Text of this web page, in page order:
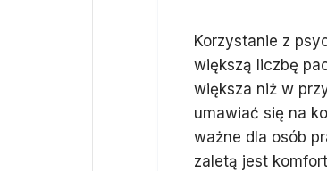
Korzystanie z
większą liczbę
większa niż w
umawiać się na
ważne dla osób
zaletą jest